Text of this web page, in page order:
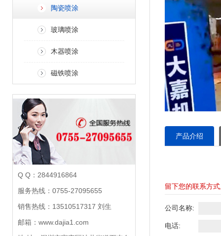
陶瓷喷涂
玻璃喷涂
木器喷涂
磁铁喷涂
Q Q：2844916864
服务热线：0755-27095655
销售热线：13510517317 刘生
邮箱：www.dajia1.com
产品介绍
留下您的联系方
公司名称:
电话: